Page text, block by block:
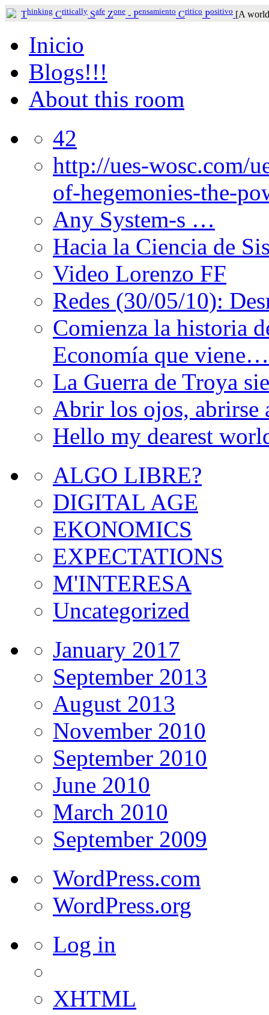
Thinking Critically Safe Zone - Pensamiento Critico Positivo [A
Inicio
Blogs!!!
About this room
42
http://ues-wosc.com/
of-hegemonies-the-
Any System-s …
Hacia la Ciencia de
Video Lorenzo FF
Redes (30/05/10):
Comienza la historia
Economía que viene…
La Guerra de Troya
Abrir los ojos,
Hello my dearest
ALGO LIBRE?
DIGITAL AGE
EKONOMICS
EXPECTATIONS
M'INTERESA
Uncategorized
January 2017
September 2013
August 2013
November 2010
September 2010
June 2010
March 2010
September 2009
WordPress.com
WordPress.org
Log in
XHTML